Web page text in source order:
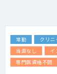
常勤 クリニ
当直なし
イ
専門医資格不問